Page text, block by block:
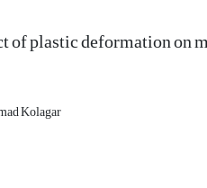
of plastic deformation on
Kolagar